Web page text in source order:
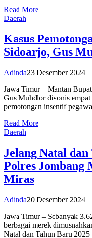
Read More
Daerah
Kasus
Sidoarjo, Gus
Adinda23 Desember 2024
Jawa Timur – Mantan
Gus Muhdlor divonis empat
pemotongan insentif
Read More
Daerah
Jelang Natal dan
Polres Jombang
Miras
Adinda20 Desember 2024
Jawa Timur – Sebanyak
berbagai merek
Natal dan Tahun Baru 2025